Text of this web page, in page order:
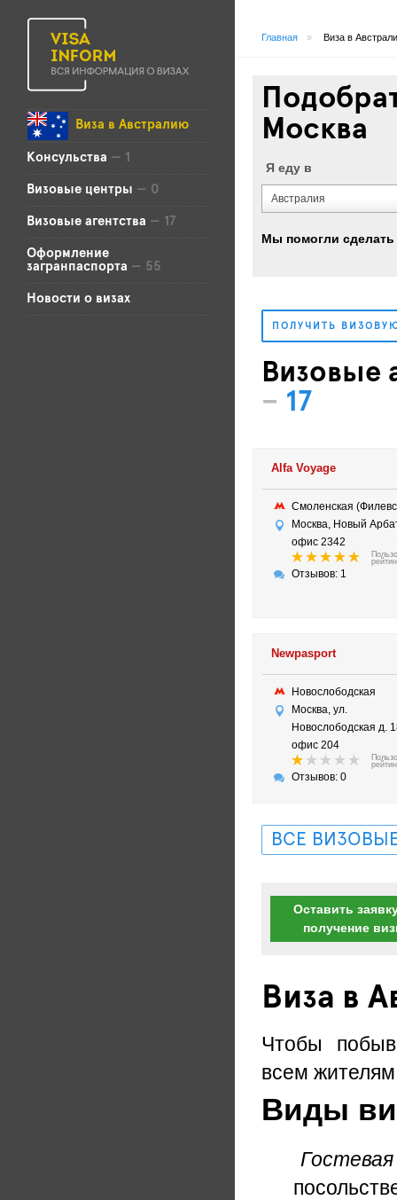
Виза в Австралию
Консульства — 1
Визовые центры — 0
Визовые агентства — 17
Оформление
загранпаспорта — 55
Новости о визах
Главная » Виза в
Москва
Я еду в
Австралия
Мы помогли
ПОЛУЧИТЬ
Визовые
– 17
Alfa Voyage
Смоленская
Москва, Новый
офис 2342
Отзывов: 1
Newpasport
Новослободская
Москва, ул.
Новослободская д.
офис 204
Отзывов: 0
ВСЕ
Оставить
получение
Виза в
Чтобы
всем
Виды
Гостевая